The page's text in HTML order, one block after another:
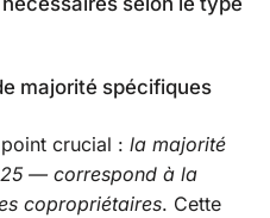
majorité spécifiques
crucial : la majorité
— correspond à la
copropriétaires. Cette